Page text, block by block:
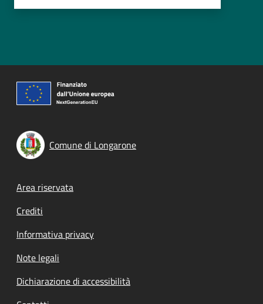
Comune di Longarone
Footer menu
Area riservata
Crediti
Informativa privacy
Note legali
Dichiarazione di accessibilità